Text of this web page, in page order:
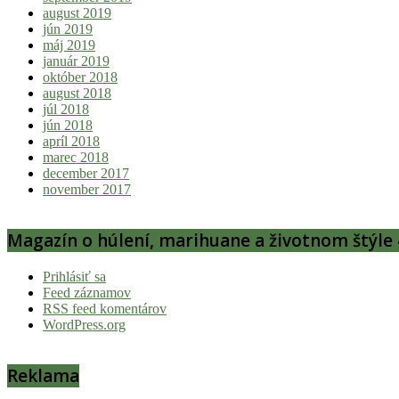
august 2019
jún 2019
máj 2019
január 2019
október 2018
august 2018
júl 2018
jún 2018
apríl 2018
marec 2018
december 2017
november 2017
Magazín o húlení, marihuane a životnom štýle
Prihlásiť sa
Feed záznamov
RSS feed komentárov
WordPress.org
Reklama